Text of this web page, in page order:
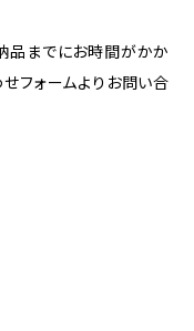
品までにお時間がかか
フォームよりお問い合